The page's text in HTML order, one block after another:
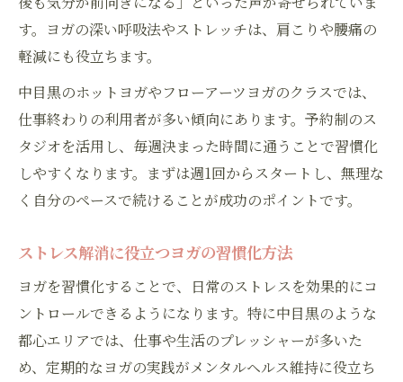
す。ヨガの深い呼吸法やストレッチは、肩こりや腰痛の
軽減にも役立ちます。
中目黒のホットヨガやフローアーツヨガのクラスでは、
仕事終わりの利用者が多い傾向にあります。予約制のス
タジオを活用し、毎週決まった時間に通うことで習慣化
しやすくなります。まずは週1回からスタートし、無理な
く自分のペースで続けることが成功のポイントです。
ストレス解消に役立つヨガの習慣化方法
ヨガを習慣化することで、日常のストレスを効果的にコ
ントロールできるようになります。特に中目黒のような
都心エリアでは、仕事や生活のプレッシャーが多いた
め、定期的なヨガの実践がメンタルヘルス維持に役立ち